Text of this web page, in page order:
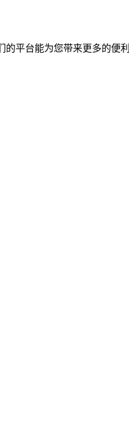
平台能为您带来更多的便利